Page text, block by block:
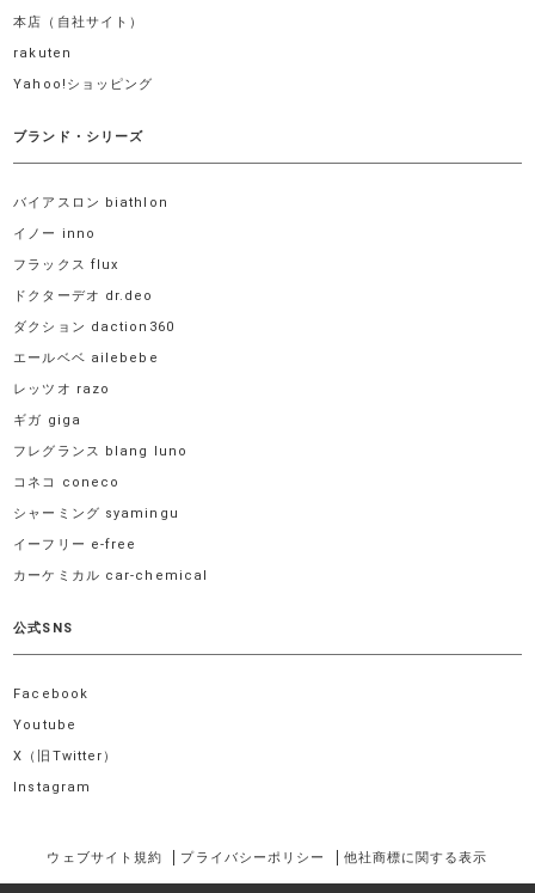
本店（自社サイト）
rakuten
Yahoo!ショッピング
ブランド・シリーズ
バイアスロン biathlon
イノー inno
フラックス flux
ドクターデオ dr.deo
ダクション daction360
エールベベ ailebebe
レッツオ razo
ギガ giga
フレグランス blang luno
コネコ coneco
シャーミング syamingu
イーフリー e-free
カーケミカル car-chemical
公式SNS
Facebook
Youtube
X（旧Twitter）
Instagram
ウェブサイト規約 プライバシーポリシー 他社商標に関する表示